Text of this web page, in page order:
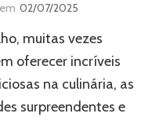
02/07/2025
muitas vezes
oferecer incríveis
na culinária, as
surpreendentes e